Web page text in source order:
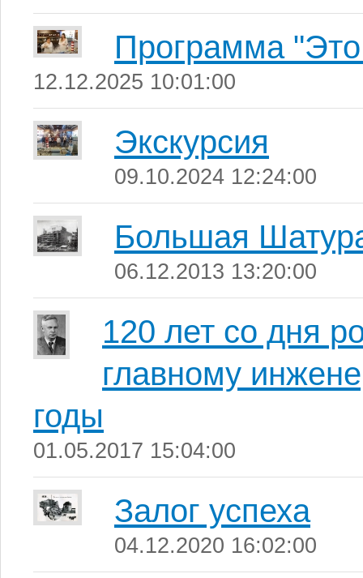
Программа
12.12.2025 10:01:00
Экскурсия
09.10.2024 12:24:00
Большая
06.12.2013 13:20:00
120 лет со дня
главному
годы
01.05.2017 15:04:00
Залог успеха
04.12.2020 16:02:00